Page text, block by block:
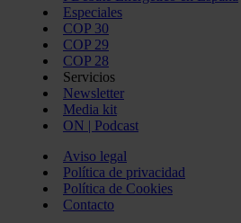
Especiales
COP 30
COP 29
COP 28
Servicios
Newsletter
Media kit
ON | Podcast
Aviso legal
Política de privacidad
Política de Cookies
Contacto